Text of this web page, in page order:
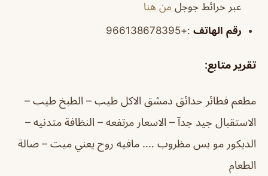
عبر خرائط جوجل من هنا
رقم الهاتف :+966138678395
تقرير متابع:
مطعم فطائر حدائق دمشق الاكل طيب – الطبخ طيب –
الاستقبال جيد جدآ – الاسعار مرتفعه – النظافة متدنيه –
الديكور مو بس مظروب …. مافيه روح يعني ميت – صالة
الطعام